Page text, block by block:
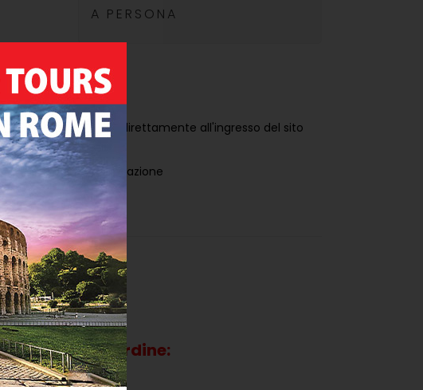
A PERSONA
recandosi direttamente all'ingresso del sito
della tua prenotazione
il seguente ordine: